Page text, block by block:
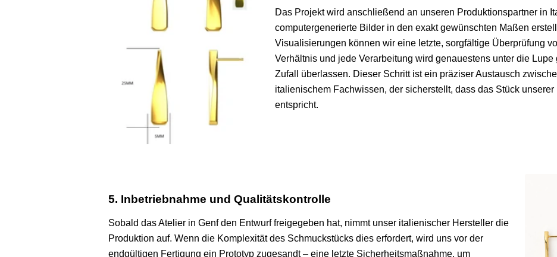
Das Projekt wird anschließend an unseren Produktionspartner in
computergenerierte Bilder in den exakt gewünschten Maßen
Visualisierungen können wir eine letzte, sorgfältige Überprüfung
Verhältnis und jede Verarbeitung wird genauestens unter die
Zufall überlassen. Dieser Schritt ist ein präziser Austausch
italienischem Fachwissen, der sicherstellt, dass das Stück
entspricht.
5. Inbetriebnahme und Qualitätskontrolle
Sobald das Atelier in Genf den Entwurf freigegeben hat, nimmt unser italienischer Hersteller die
Produktion auf. Wenn die Komplexität des Schmuckstücks dies erfordert, wird uns vor der
endgültigen Fertigung ein Prototyp zugesandt – eine letzte Sicherheitsmaßnahme, um